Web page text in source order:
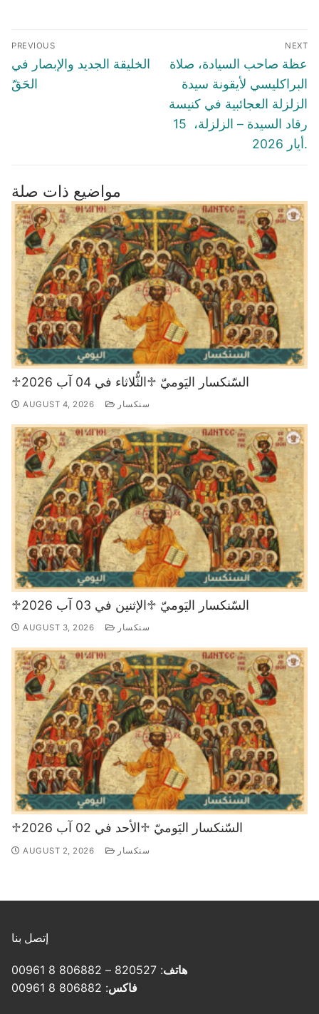
Post
navigation
PREVIOUS
Previous
post:
الخليقة الجديد والإبصار في
الحَقّ
NEXT
Next
post:
عظة صاحب السيادة، صلاة
البراكليسي لأيقونة سيدة
الزلزلة العجائبية في كنيسة
رقاد السيدة – الزلزلة، 15
أيار 2026.
مواضيع ذات صلة
♱السّنكسار اليَوميّ ♱الثُّلاثاء في 04 آب 2026
AUGUST 4, 2026 سنكسار
♱السّنكسار اليَوميّ ♱الإثنين في 03 آب 2026
AUGUST 3, 2026 سنكسار
♱السّنكسار اليَوميّ ♱الأحد في 02 آب 2026
AUGUST 2, 2026 سنكسار
إتصل بنا
هاتف: 820527 – 806882 8 00961
فاكس: 806882 8 00961